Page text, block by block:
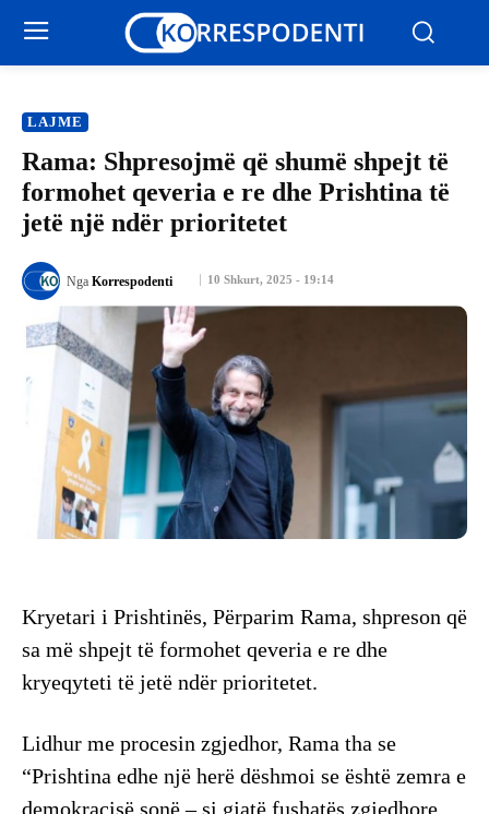
LAJME
Rama: Shpresojmë që shumë shpejt të
formohet qeveria e re dhe Prishtina të
jetë një ndër prioritetet
10 Shkurt, 2025 - 19:14
Nga Korrespodenti
Kryetari i Prishtinës, Përparim Rama, shpreson që
sa më shpejt të formohet qeveria e re dhe
kryeqyteti të jetë ndër prioritetet.
Lidhur me procesin zgjedhor, Rama tha se
“Prishtina edhe një herë dëshmoi se është zemra e
demokracisë sonë – si gjatë fushatës zgjedhore,